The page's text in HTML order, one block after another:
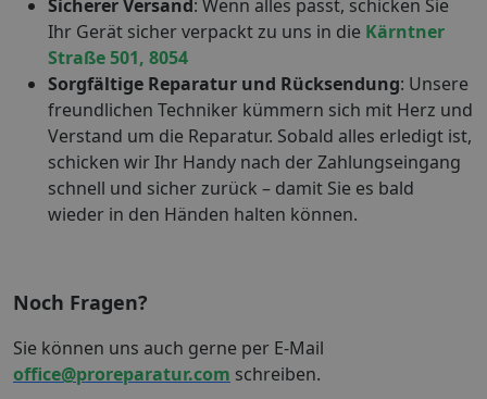
Sicherer Versand: Wenn alles passt, schicken Sie
Ihr Gerät sicher verpackt zu uns in die Kärntner
Straße 501, 8054
Sorgfältige Reparatur und Rücksendung: Unsere
freundlichen Techniker kümmern sich mit Herz und
Verstand um die Reparatur. Sobald alles erledigt ist,
schicken wir Ihr Handy nach der Zahlungseingang
schnell und sicher zurück – damit Sie es bald
wieder in den Händen halten können.
Noch Fragen?
Sie können uns auch gerne per E-Mail
office@proreparatur.com schreiben.